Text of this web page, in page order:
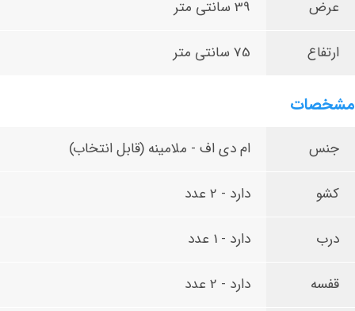
عرض 39 سانتی متر
ارتفاع 75 سانتی متر
مشخصات
جنس ام دی اف - ملامینه (قابل انتخاب)
کشو دارد - 2 عدد
درب دارد - 1 عدد
قفسه دارد - 2 عدد